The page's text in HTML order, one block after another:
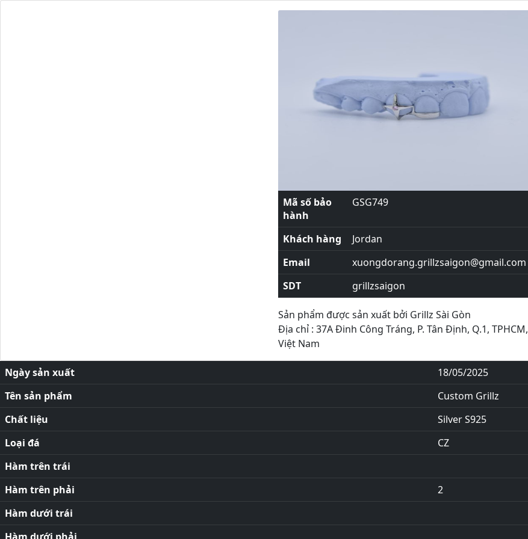
Mã số bảo
hành
GSG749
Khách hàng
Jordan
Email
xuongdorang.grillzsaigon@gmail.com
SDT
grillzsaigon
Sản phẩm được sản xuất bởi Grillz Sài Gòn
Địa chỉ : 37A Đinh Công Tráng, P. Tân Định, Q.1, TPHCM,
Việt Nam
Ngày sản xuất
18/05/2025
Tên sản phẩm
Custom Grillz
Chất liệu
Silver S925
Loại đá
CZ
Hàm trên trái
Hàm trên phải
2
Hàm dưới trái